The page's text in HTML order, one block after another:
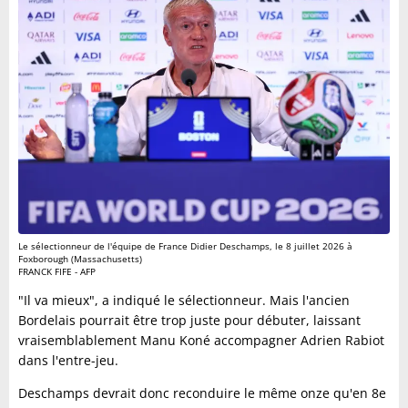
Le sélectionneur de l'équipe de France Didier Deschamps, le 8 juillet 2026 à
Foxborough (Massachusetts)
FRANCK FIFE - AFP
"Il va mieux", a indiqué le sélectionneur. Mais l'ancien
Bordelais pourrait être trop juste pour débuter, laissant
vraisemblablement Manu Koné accompagner Adrien Rabiot
dans l'entre-jeu.
Deschamps devrait donc reconduire le même onze qu'en 8e